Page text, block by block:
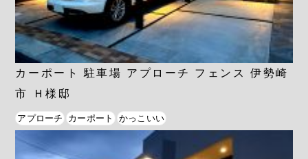
カーポート 駐車場 アプローチ フェンス 伊勢崎
市 Ｈ様邸
アプローチ カーポート かっこいい